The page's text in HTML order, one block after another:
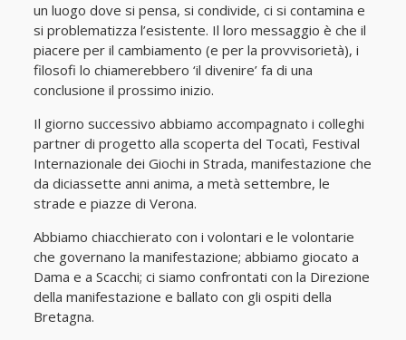
un luogo dove si pensa, si condivide, ci si contamina e
si problematizza l’esistente. Il loro messaggio è che il
piacere per il cambiamento (e per la provvisorietà), i
filosofi lo chiamerebbero ‘il divenire’ fa di una
conclusione il prossimo inizio.
Il giorno successivo abbiamo accompagnato i colleghi
partner di progetto alla scoperta del Tocatì, Festival
Internazionale dei Giochi in Strada, manifestazione che
da diciassette anni anima, a metà settembre, le
strade e piazze di Verona.
Abbiamo chiacchierato con i volontari e le volontarie
che governano la manifestazione; abbiamo giocato a
Dama e a Scacchi; ci siamo confrontati con la Direzione
della manifestazione e ballato con gli ospiti della
Bretagna.